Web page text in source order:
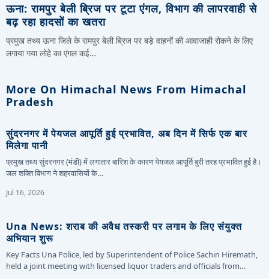
ऊना: रामपुर बेली ब्रिज पर टूटा एंगल, विभाग की लापरवाही से
बढ़ रहा हादसों का खतरा
प्रमुख तथ्य ऊना जिले के रामपुर बेली ब्रिज पर बड़े वाहनों की आवाजाही रोकने के लिए
लगाया गया लोहे का एंगल कई…
More On Himachal News From Himachal
Pradesh
सुंदरनगर में पेयजल आपूर्ति हुई प्रभावित, अब दिन में सिर्फ एक बार
मिलेगा पानी
प्रमुख तथ्य सुंदरनगर (मंडी) में लगातार बारिश के कारण पेयजल आपूर्ति बुरी तरह प्रभावित हुई है।
जल शक्ति विभाग ने शहरवासियों के…
Jul 16, 2026
Una News: शराब की अवैध तस्करी पर लगाम के लिए संयुक्त
अभियान शुरू
Key Facts Una Police, led by Superintendent of Police Sachin Hiremath,
held a joint meeting with licensed liquor traders and officials from…